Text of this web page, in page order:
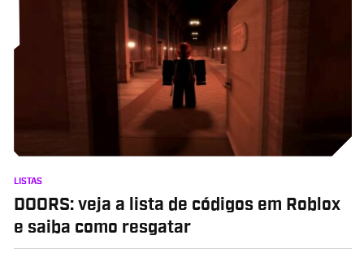
LISTAS
DOORS: veja a lista de códigos em Roblox
e saiba como resgatar